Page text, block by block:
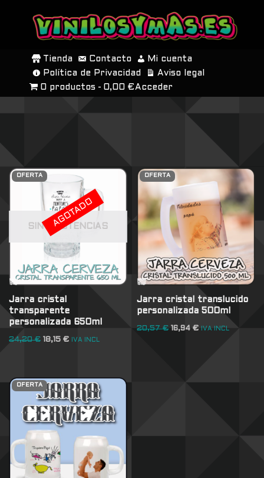
SALTAR
CONTENIDO
Tienda Contacto
Mi cuenta
Política de Privacidad
Aviso legal
0 productos
0,00 € Acceder
SIN EXISTENCIAS
OFERTA
Jarra cristal
transparente
personalizada 650ml
24,20€ 18,15 € IVA INCL
AGOTADO
OFERTA
Jarra cristal translucido
personalizada 500ml
20,57€ 16,94€ IVA INCL
OFERTA